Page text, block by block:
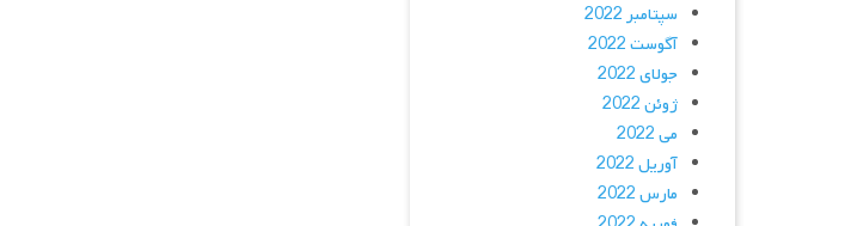
سپتامبر 2022
آگوست 2022
جولای 2022
ژوئن 2022
می 2022
آوریل 2022
مارس 2022